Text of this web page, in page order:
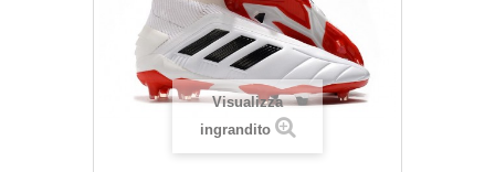
Visualizza
ingrandito